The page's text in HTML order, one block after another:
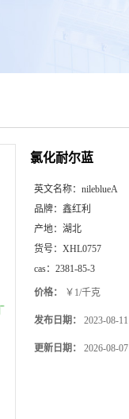
氯化耐尔蓝
英文名称： nileblueA
品牌： 鑫红利
产地： 湖北
货号： XHL0757
cas： 2381-85-3
价格： ￥1/千克
发布日期： 2023-08-11
更新日期： 2026-08-07